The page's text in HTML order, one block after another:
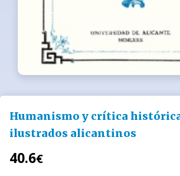
Humanismo y crítica
ilustrados alicantinos
40.6€